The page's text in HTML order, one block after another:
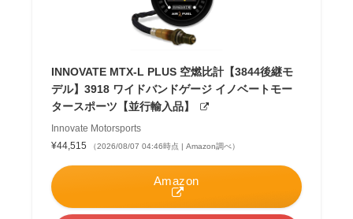
INNOVATE MTX-L PLUS 空燃比計【3844後継モ
デル】3918 ワイドバンドゲージ イノベートモー
タースポーツ【並行輸入品】
Innovate Motorsports
¥44,515
（2026/08/07 04:46時点 | Amazon調べ）
Amazon